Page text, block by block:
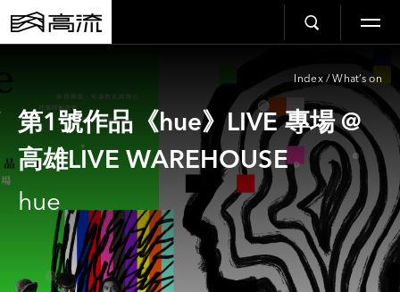
Index / What’s on
第1號作品《hue》LIVE 專場 @
高雄LIVE WAREHOUSE
hue